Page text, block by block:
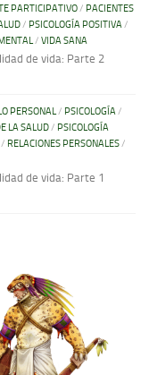
PARTICIPATIVO/ PACIENTES
/ PSICOLOGÍA POSITIVA/
/ VIDA SANA
de vida: Parte 2
PERSONAL/ PSICOLOGÍA/
LA SALUD/ PSICOLOGÍA
/ RELACIONES PERSONALES/
de vida: Parte 1